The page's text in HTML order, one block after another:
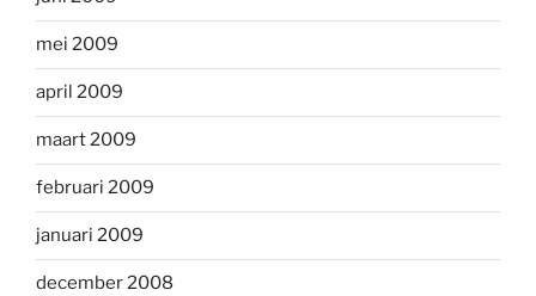
mei 2009
april 2009
maart 2009
februari 2009
januari 2009
december 2008